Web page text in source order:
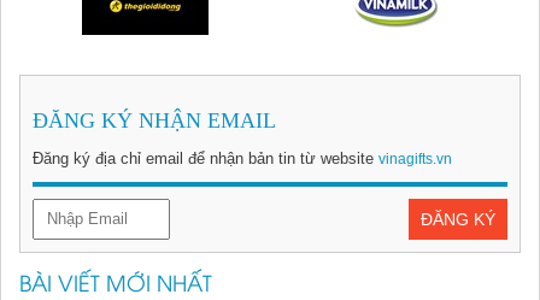
Mô hình trống đồng Đặt hàng
ĐĂNG KÝ NHẬN EMAIL
Đăng ký địa chỉ email để nhận bản tin từ website vinagifts.vn
ĐĂNG KÝ
BÀI VIẾT MỚI NHẤT